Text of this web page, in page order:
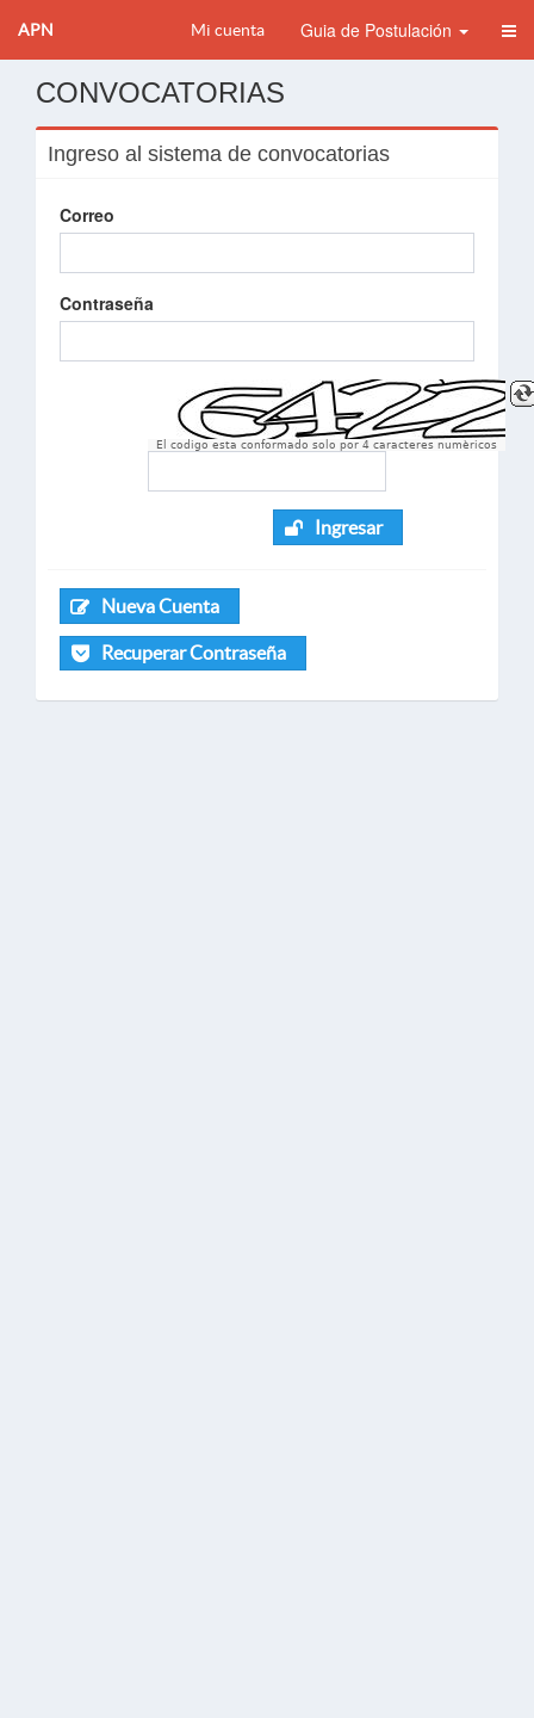
APN Mi cuenta Guia de Postulación
CONVOCATORIAS
Ingreso al sistema de convocatorias
Correo
Contraseña
El codigo esta conformado solo por 4 caracteres numèricos
Ingresar
Nueva Cuenta
Recuperar Contraseña